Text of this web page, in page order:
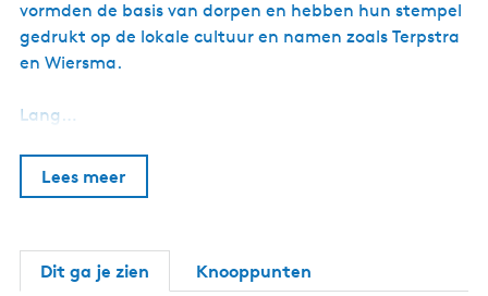
vormden de basis van dorpen en hebben hun stempel
gedrukt op de lokale cultuur en namen zoals Terpstra
en Wiersma.
Lang…
Lees meer
Dit ga je zien Knooppunten